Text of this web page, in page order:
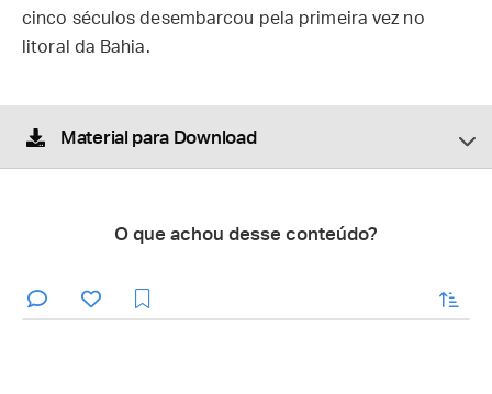
cinco séculos desembarcou pela primeira vez no
litoral da Bahia.
Material para Download
O que achou desse conteúdo?
enviar